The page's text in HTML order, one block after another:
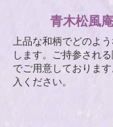
青木松風
上品な和柄でどのよ
します。ご持参され
でご用意しておりま
入ください。